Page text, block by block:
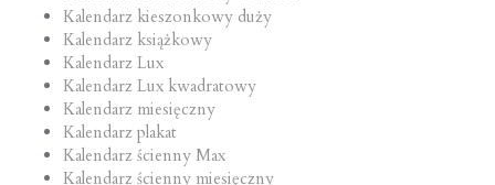
Kalendarz kieszonkowy duży
Kalendarz książkowy
Kalendarz Lux
Kalendarz Lux kwadratowy
Kalendarz miesięczny
Kalendarz plakat
Kalendarz ścienny Max
Kalendarz ścienny miesięczny